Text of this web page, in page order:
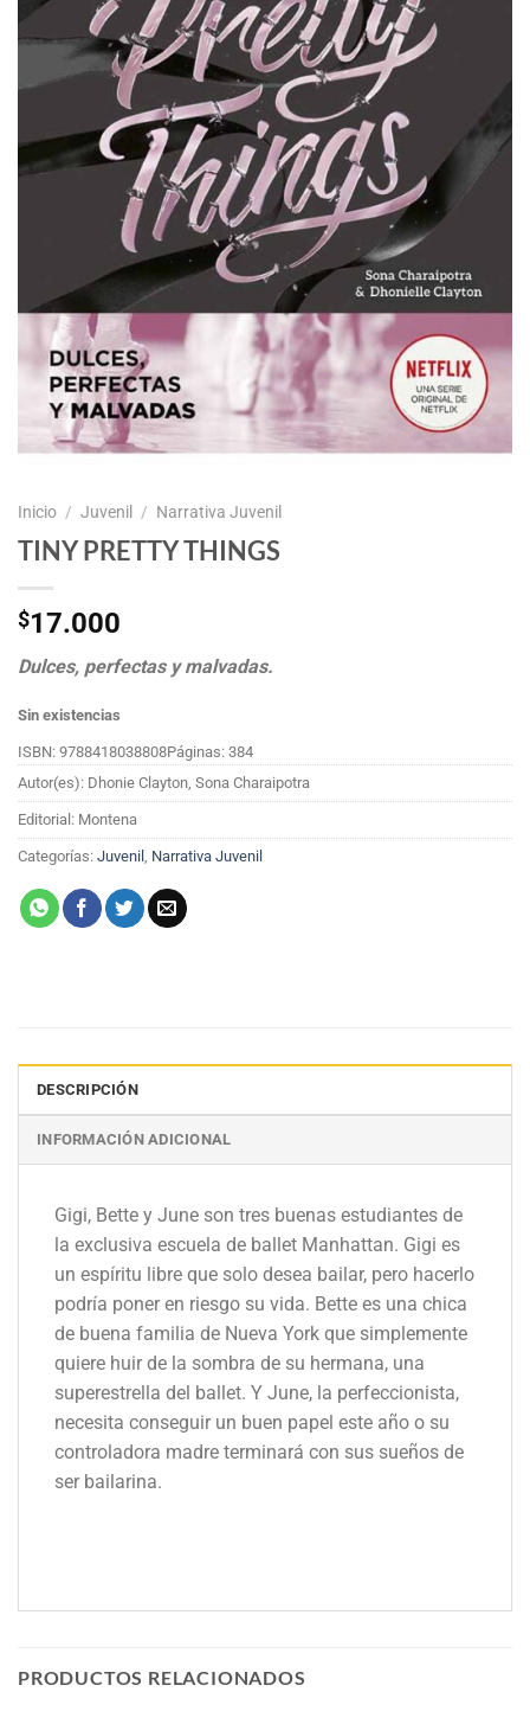
Inicio / Juvenil / Narrativa Juvenil
TINY PRETTY THINGS
$17.000
Dulces, perfectas y malvadas.
Sin existencias
ISBN: 9788418038808Páginas: 384
Autor(es): Dhonie Clayton, Sona Charaipotra
Editorial: Montena
Categorías: Juvenil Narrativa Juvenil
DESCRIPCIÓN
INFORMACIÓN ADICIONAL
Gigi, Bette y June son tres buenas estudiantes de
la exclusiva escuela de ballet Manhattan. Gigi es
un espíritu libre que solo desea bailar, pero hacerlo
podría poner en riesgo su vida. Bette es una chica
de buena familia de Nueva York que simplemente
quiere huir de la sombra de su hermana, una
superestrella del ballet. Y June, la perfeccionista,
necesita conseguir un buen papel este año o su
controladora madre terminará con sus sueños de
ser bailarina.
PRODUCTOS RELACIONADOS